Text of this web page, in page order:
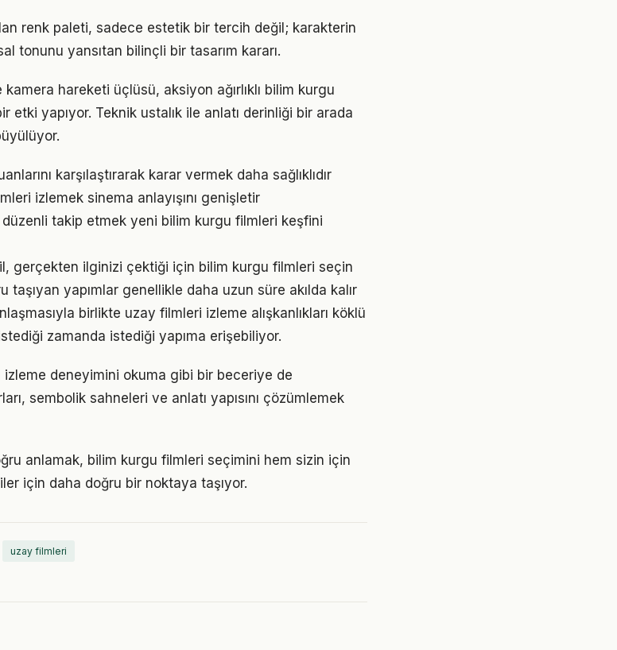
renk paleti, sadece estetik bir tercih değil; karakterin
tonunu yansıtan bilinçli bir tasarım kararı.
hareketi üçlüsü, aksiyon ağırlıklı bilim kurgu
yapıyor. Teknik ustalık ile anlatı derinliği bir arada
karşılaştırarak karar vermek daha sağlıklıdır
izlemek sinema anlayışını genişletir
takip etmek yeni bilim kurgu filmleri keşfini
gerçekten ilginizi çektiği için bilim kurgu filmleri seçin
yapımlar genellikle daha uzun süre akılda kalır
birlikte uzay filmleri izleme alışkanlıkları köklü
zamanda istediği yapıma erişebiliyor.
deneyimini okuma gibi bir beceriye de
sembolik sahneleri ve anlatı yapısını çözümlemek
anlamak, bilim kurgu filmleri seçimini hem sizin için
için daha doğru bir noktaya taşıyor.
uzay filmleri